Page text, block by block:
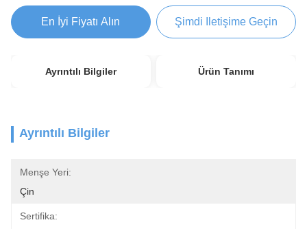
En İyi Fiyatı Alın Şimdi Iletişime Geçin
Ayrıntılı Bilgiler Ürün Tanımı
Ayrıntılı Bilgiler
Menşe Yeri:
Çin
Sertifika: